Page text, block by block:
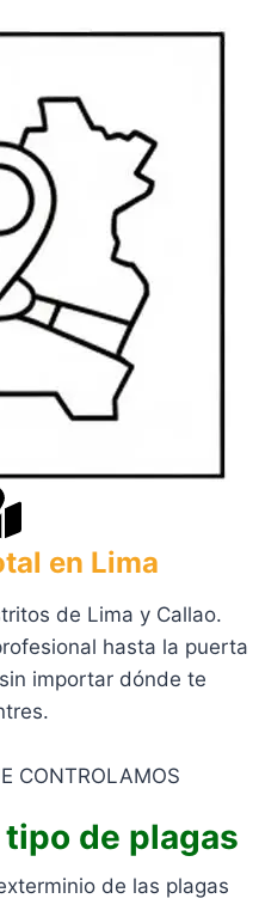
en Lima
de Lima y Callao.
hasta la puerta
importar dónde te
CONTROLAMOS
de plagas
de las plagas